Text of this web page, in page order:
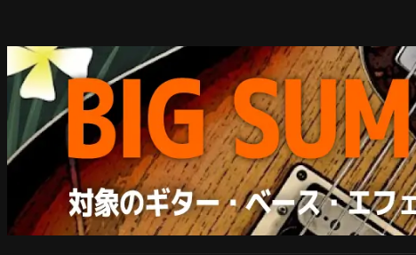
中古市場おすすめ情報!! ARTIST MODEL